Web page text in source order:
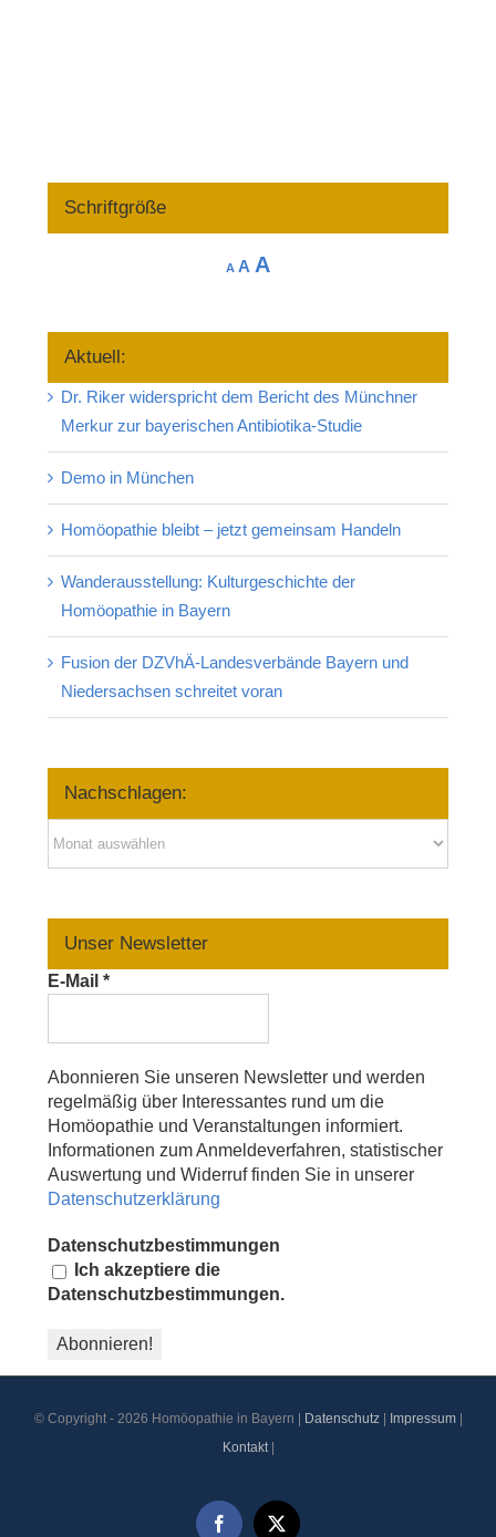
Schriftgröße
A Decrease
A Reset
A
Aktuell:
Dr. Riker widerspricht dem Bericht des Münchner
Merkur zur bayerischen Antibiotika-Studie
Demo in München
Homöopathie bleibt – jetzt gemeinsam Handeln
Wanderausstellung: Kulturgeschichte der
Homöopathie in Bayern
Fusion der DZVhÄ-Landesverbände Bayern und
Niedersachsen schreitet voran
Nachschlagen:
Unser Newsletter
E-Mail*
Abonnieren Sie unseren Newsletter und werden
regelmäßig über Interessantes rund um die
Homöopathie und Veranstaltungen informiert.
Informationen zum Anmeldeverfahren, statistischer
Auswertung und Widerruf finden Sie in unserer
Datenschutzerklärung
Datenschutzbestimmungen
Ich akzeptiere die
Datenschutzbestimmungen.
© Copyright - 2026 Homöopathie in Bayern | Datenschutz| Impressum|
Kontakt|
Facebook
X